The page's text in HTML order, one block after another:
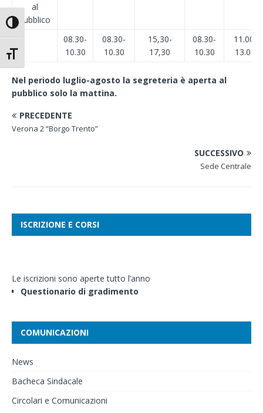
Attiva/disattiva alto contrasto
Attiva/disattiva dimensione testo
al
pubblico
08.30-
10.30
08.30-
10.30
15,30-
17,30
08.30-
10.30
11.00-
13.00
Nel periodo luglio-agosto la segreteria è aperta al
pubblico solo la mattina.
PRECEDENTE
Verona 2 “Borgo Trento”
SUCCESSIVO
Sede Centrale
ISCRIZIONE E CORSI
Le iscrizioni sono aperte tutto l’anno
Questionario di gradimento
COMUNICAZIONI
News
Bacheca Sindacale
Circolari e Comunicazioni